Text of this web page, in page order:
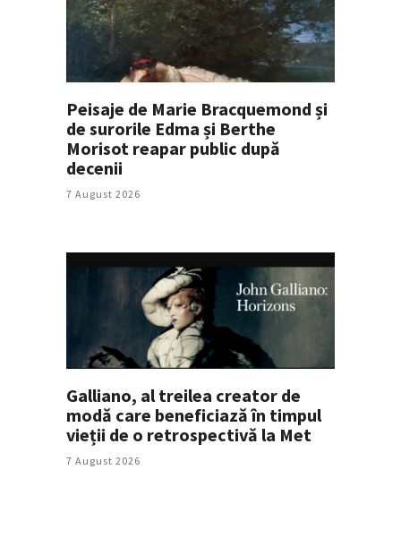
Peisaje de Marie Bracquemond și
de surorile Edma și Berthe
Morisot reapar public după
decenii
7 August 2026
Galliano, al treilea creator de
modă care beneficiază în timpul
vieții de o retrospectivă la Met
7 August 2026